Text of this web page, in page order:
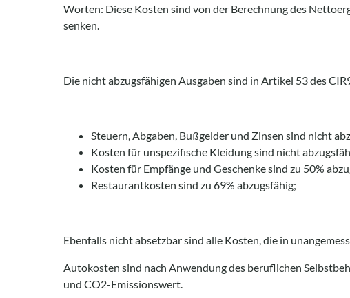
Worten: Diese Kosten sind von der Berechnung des
senken.
Die nicht abzugsfähigen Ausgaben sind in Artikel 53 des
Steuern, Abgaben, Bußgelder und Zinsen sind nicht
Kosten für unspezifische Kleidung sind nicht
Kosten für Empfänge und Geschenke sind zu 50%
Restaurantkosten sind zu 69% abzugsfähig;
Ebenfalls nicht absetzbar sind alle Kosten, die in
Autokosten sind nach Anwendung des beruflichen
und CO2-Emissionswert.